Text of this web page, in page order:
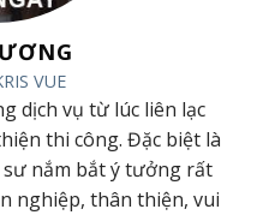
VUE
dịch vụ từ lúc liên lạc
thi công. Đặc biệt là
nắm bắt ý tưởng rất
nghiệp, thân thiện, vui